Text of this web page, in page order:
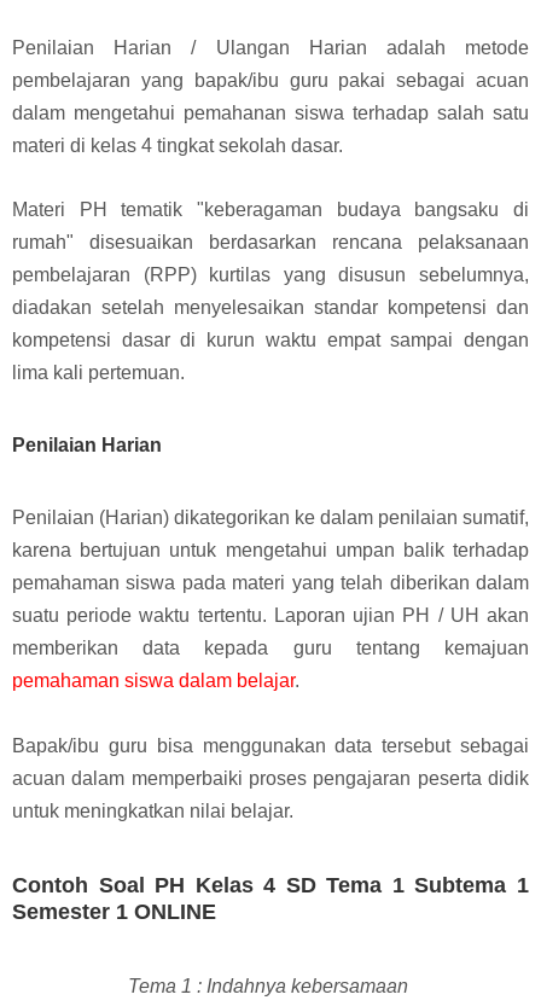
Penilaian Harian / Ulangan Harian adalah metode
pembelajaran yang bapak/ibu guru pakai sebagai acuan
dalam mengetahui pemahanan siswa terhadap salah satu
materi di kelas 4 tingkat sekolah dasar.
Materi PH tematik "keberagaman budaya bangsaku di
rumah" disesuaikan berdasarkan rencana pelaksanaan
pembelajaran (RPP) kurtilas yang disusun sebelumnya,
diadakan setelah menyelesaikan standar kompetensi dan
kompetensi dasar di kurun waktu empat sampai dengan
lima kali pertemuan.
Penilaian Harian
Penilaian (Harian) dikategorikan ke dalam penilaian sumatif,
karena bertujuan untuk mengetahui umpan balik terhadap
pemahaman siswa pada materi yang telah diberikan dalam
suatu periode waktu tertentu. Laporan ujian PH / UH akan
memberikan data kepada guru tentang kemajuan
pemahaman siswa dalam belajar.
Bapak/ibu guru bisa menggunakan data tersebut sebagai
acuan dalam memperbaiki proses pengajaran peserta didik
untuk meningkatkan nilai belajar.
Contoh Soal PH Kelas 4 SD Tema 1 Subtema 1
Semester 1 ONLINE
Tema 1 : Indahnya kebersamaan